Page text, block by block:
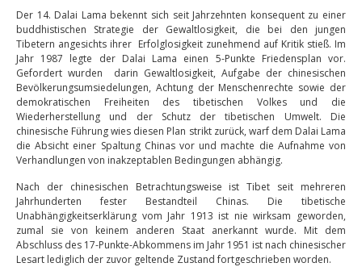
Der 14. Dalai Lama bekennt sich seit Jahrzehnten konsequent zu einer
buddhistischen Strategie der Gewaltlosigkeit, die bei den jungen
Tibetern angesichts ihrer Erfolglosigkeit zunehmend auf Kritik stieß. Im
Jahr 1987 legte der Dalai Lama einen 5-Punkte Friedensplan vor.
Gefordert wurden darin Gewaltlosigkeit, Aufgabe der chinesischen
Bevölkerungsumsiedelungen, Achtung der Menschenrechte sowie der
demokratischen Freiheiten des tibetischen Volkes und die
Wiederherstellung und der Schutz der tibetischen Umwelt. Die
chinesische Führung wies diesen Plan strikt zurück, warf dem Dalai Lama
die Absicht einer Spaltung Chinas vor und machte die Aufnahme von
Verhandlungen von inakzeptablen Bedingungen abhängig.
Nach der chinesischen Betrachtungsweise ist Tibet seit mehreren
Jahrhunderten fester Bestandteil Chinas. Die tibetische
Unabhängigkeitserklärung vom Jahr 1913 ist nie wirksam geworden,
zumal sie von keinem anderen Staat anerkannt wurde. Mit dem
Abschluss des 17-Punkte-Abkommens im Jahr 1951 ist nach chinesischer
Lesart lediglich der zuvor geltende Zustand fortgeschrieben worden.